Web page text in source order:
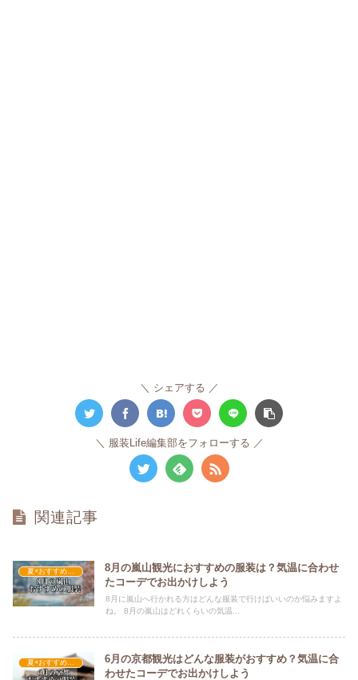
シェアする
服装Life編集部をフォローする
関連記事
8月の嵐山観光におすすめの服装は？気温に合わせ
たコーデでお出かけしよう
8月に嵐山へ行かれる方はどんな服装で行けばいいのか悩みますよ
ね。 8月の嵐山はどれくらいの気温...
6月の京都観光はどんな服装がおすすめ？気温に合
わせたコーデでお出かけしよう